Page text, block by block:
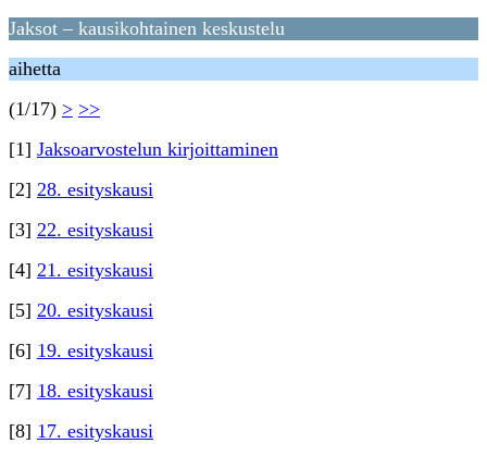
Jaksot – kausikohtainen keskustelu
aihetta
(1/17) > >>
[1] Jaksoarvostelun kirjoittaminen
[2] 28. esityskausi
[3] 22. esityskausi
[4] 21. esityskausi
[5] 20. esityskausi
[6] 19. esityskausi
[7] 18. esityskausi
[8] 17. esityskausi